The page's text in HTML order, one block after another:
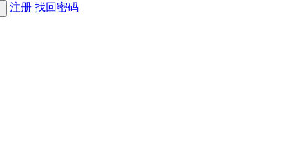
注册 找回密码